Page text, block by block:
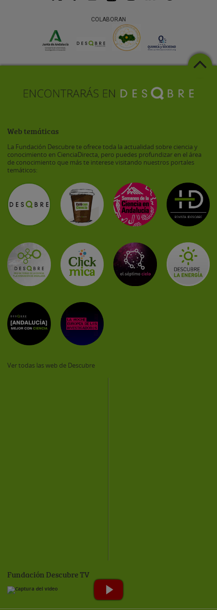
COLABORAN
Web temáticas
La Fundación Descubre te ofrece toda la actualidad sobre ciencia y
conocimiento en CienciaDirecta, pero puedes profundizar en el área
de conocimiento que más te interese visitando nuestros portales
temáticos:
Ver todas las web de Descubre
Fundación Descubre TV